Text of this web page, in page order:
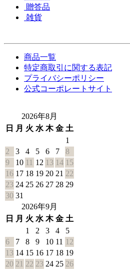
贈答品
雑貨
商品一覧
特定商取引に関する表記
プライバシーポリシー
公式コーポレートサイト
2026年8月
日
月 火 水 木 金 土
1
2
3 4 5 6 7
8
9
10 11 12 13 14 15
16 17 18 19 20 21 22
23 24 25 26 27 28 29
30 31
2026年9月
日
月 火 水 木 金 土
1
2 3 4
5
6
7 8 9 10 11 12
13 14 15 16 17 18 19
20 21 22 23 24 25 26